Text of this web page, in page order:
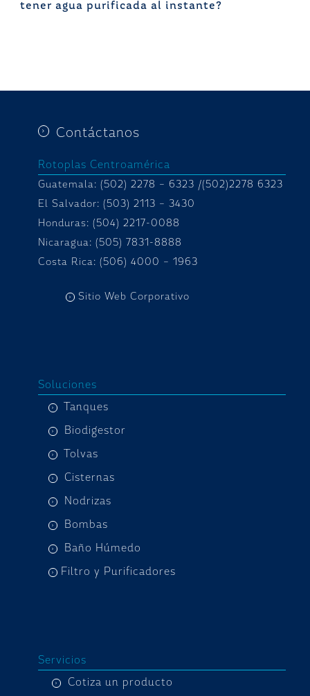
tener agua purificada al instante?
Contáctanos
Rotoplas Centroamérica
Guatemala: (502) 2278 – 6323 /(502)2278 6323
El Salvador: (503) 2113 – 3430
Honduras: (504) 2217-0088
Nicaragua: (505) 7831-8888
Costa Rica: (506) 4000 – 1963
Sitio Web Corporativo
Soluciones
Tanques
Biodigestor
Tolvas
Cisternas
Nodrizas
Bombas
Baño Húmedo
Filtro y Purificadores
Servicios
Cotiza un producto